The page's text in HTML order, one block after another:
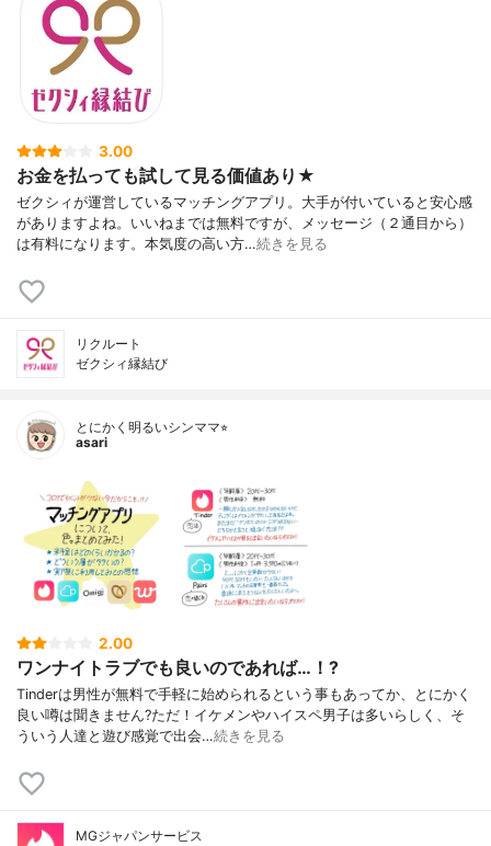
3.00
お金を払っても試して見る価値あり★
ゼクシィが運営しているマッチングアプリ。大手が付いていると安心感
がありますよね。いいねまでは無料ですが、メッセージ（２通目から）
は有料になります。本気度の高い方…続きを見る
リクルート
ゼクシィ縁結び
とにかく明るいシンママ⭐︎
asari
2.00
ワンナイトラブでも良いのであれば…！?
Tinderは男性が無料で手軽に始められるという事もあってか、とにかく
良い噂は聞きません?ただ！イケメンやハイスペ男子は多いらしく、そ
ういう人達と遊び感覚で出会…続きを見る
MGジャパンサービス